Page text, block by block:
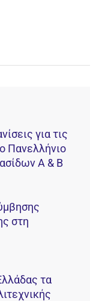
για τις
Πανελλήνιο
Α & Β
στη
τα